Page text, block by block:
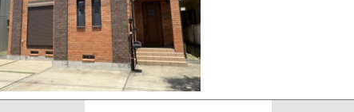
リノベーション済